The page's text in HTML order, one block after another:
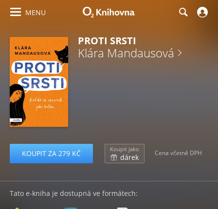
MENU
PROTI SRSTI
Klára Mandausová
KOUPIT ZA 279 KČ Koupit jako
dárek Cena včetně DPH
Tato e-kniha je dostupná ve formátech: